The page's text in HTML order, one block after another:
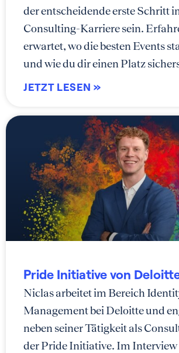
der entscheidende erste Schritt
Consulting-Karriere sein.
erwartet, wo die besten Events
und wie du dir einen Platz
JETZT LESEN »
Pride Initiative von
Niclas arbeitet im Bereich
Management bei Deloitte und
neben seiner Tätigkeit als
der Pride Initiative. Im Interview